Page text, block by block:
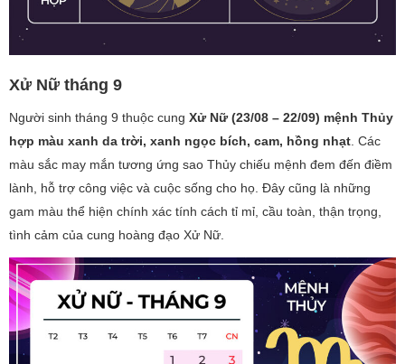
Xử Nữ tháng 9
Người sinh tháng 9 thuộc cung Xử Nữ (23/08 – 22/09) mệnh Thủy
hợp màu xanh da trời, xanh ngọc bích, cam, hồng nhạt . Các
màu sắc may mắn tương ứng sao Thủy chiếu mệnh đem đến điềm
lành, hỗ trợ công việc và cuộc sống cho họ. Đây cũng là những
gam màu thể hiện chính xác tính cách tỉ mỉ, cầu toàn, thận trọng,
tình cảm của cung hoàng đạo Xử Nữ.